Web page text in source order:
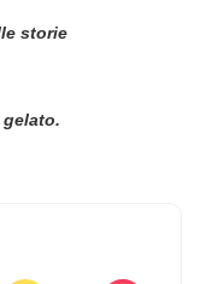
storie